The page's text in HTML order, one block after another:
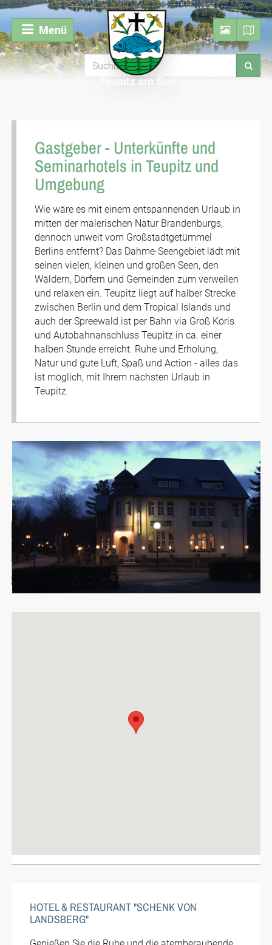
Menü
Gastgeber - Unterkünfte und
Seminarhotels in Teupitz und
Umgebung
Wie wäre es mit einem entspannenden Urlaub in
mitten der malerischen Natur Brandenburgs,
dennoch unweit vom Großstadtgetümmel
Berlins entfernt? Das Dahme-Seengebiet lädt mit
seinen vielen, kleinen und großen Seen, den
Wäldern, Dörfern und Gemeinden zum verweilen
und relaxen ein. Teupitz liegt auf halber Strecke
zwischen Berlin und dem Tropical Islands und
auch der Spreewald ist per Bahn via Groß Köris
und Autobahnanschluss Teupitz in ca. einer
halben Stunde erreicht. Ruhe und Erholung,
Natur und gute Luft, Spaß und Action - alles das
ist möglich, mit Ihrem nächsten Urlaub in
Teupitz.
HOTEL & RESTAURANT "SCHENK VON
LANDSBERG"